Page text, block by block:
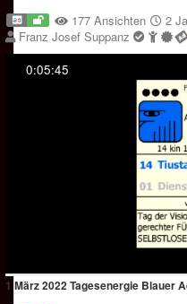
177 Ansichten
2
Franz Josef Suppanz
0:05:45